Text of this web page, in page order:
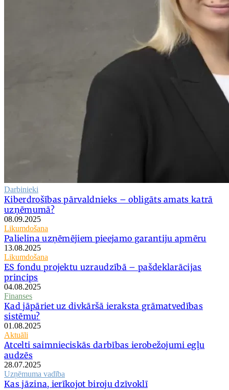
Darbinieki
Kiberdrošības pārvaldnieks – obligāts amats katrā
uzņēmumā?
08.09.2025
Likumdošana
Palielina uzņēmējiem pieejamo garantiju apmēru
13.08.2025
Likumdošana
ES fondu projektu uzraudzībā – pašdeklarācijas
princips
04.08.2025
Finanses
Kad jāpāriet uz divkāršā ieraksta grāmatvedības
sistēmu?
01.08.2025
Aktuāli
Atcelti saimnieciskās darbības ierobežojumi egļu
audzēs
28.07.2025
Uzņēmuma vadība
Kas jāzina, ierīkojot biroju dzīvoklī